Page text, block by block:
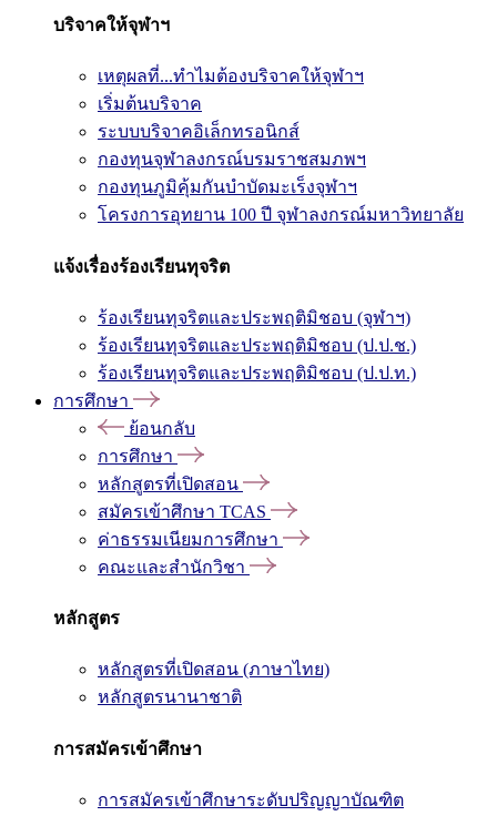
บริจาคให้จุฬาฯ
เหตุผลที่...ทำไมต้องบริจาคให้จุฬาฯ
เริ่มต้นบริจาค
ระบบบริจาคอิเล็กทรอนิกส์
กองทุนจุฬาลงกรณ์บรมราชสมภพฯ
กองทุนภูมิคุ้มกันบำบัดมะเร็งจุฬาฯ
โครงการอุทยาน 100 ปี จุฬาลงกรณ์มหาวิทยาลัย
แจ้งเรื่องร้องเรียนทุจริต
ร้องเรียนทุจริตและประพฤติมิชอบ (จุฬาฯ)
ร้องเรียนทุจริตและประพฤติมิชอบ (ป.ป.ช.)
ร้องเรียนทุจริตและประพฤติมิชอบ (ป.ป.ท.)
การศึกษา
ย้อนกลับ
การศึกษา
หลักสูตรที่เปิดสอน
สมัครเข้าศึกษา TCAS
ค่าธรรมเนียมการศึกษา
คณะและสำนักวิชา
หลักสูตร
หลักสูตรที่เปิดสอน (ภาษาไทย)
หลักสูตรนานาชาติ
การสมัครเข้าศึกษา
การสมัครเข้าศึกษาระดับปริญญาบัณฑิต